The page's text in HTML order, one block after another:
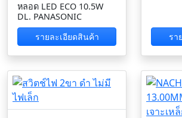
หลอด LED ECO 10.5W
DL. PANASONIC
รายละเอียดสินค้า
รา